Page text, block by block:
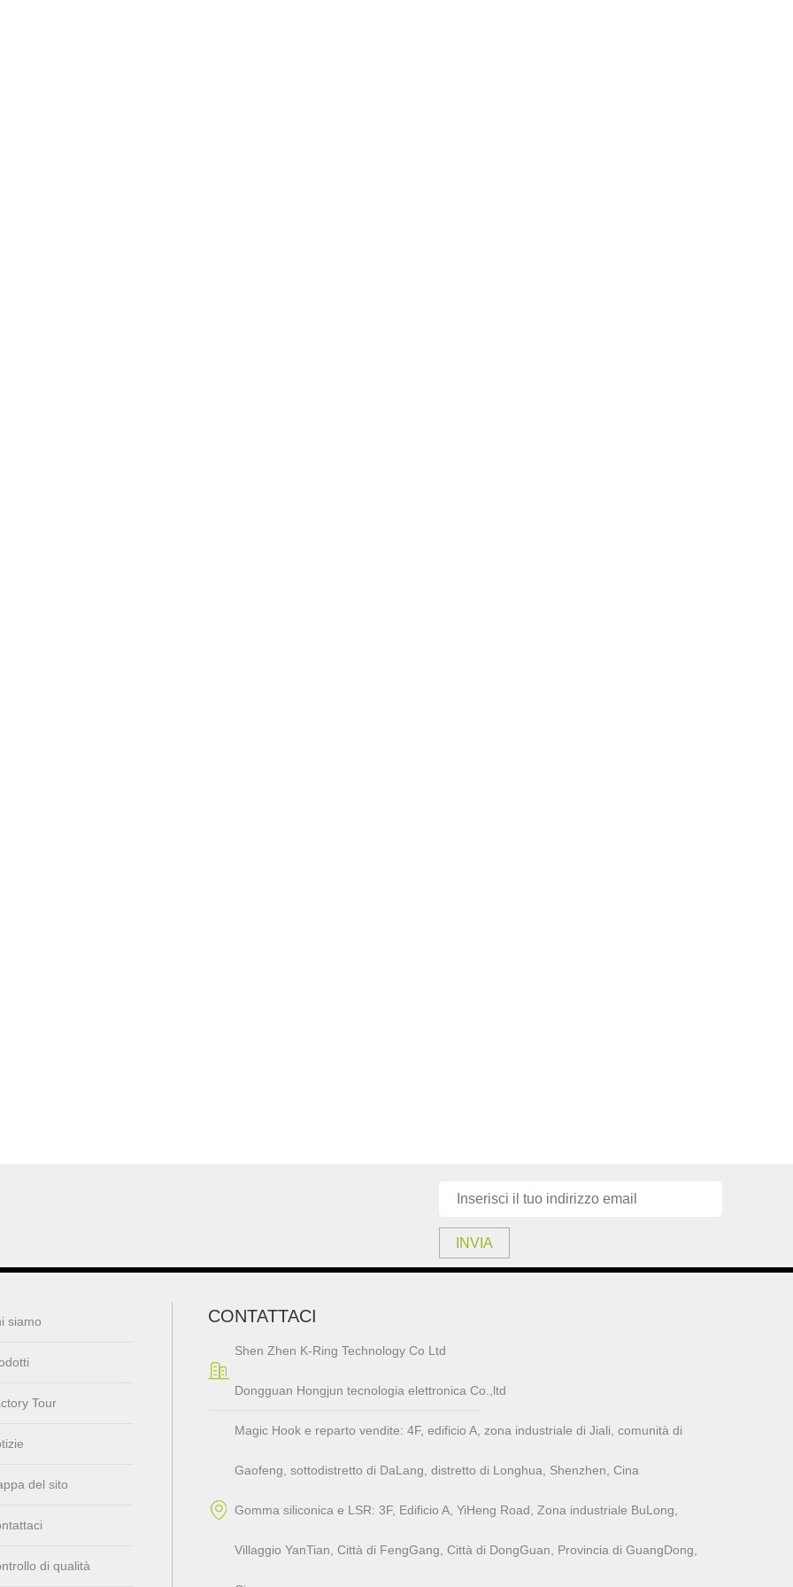
INVIA
siamo
Tour
del sito
di qualità
CONTATTACI
Shen Zhen K-Ring Technology Co Ltd
Dongguan Hongjun tecnologia elettronica Co.,ltd
Magic Hook e reparto vendite: 4F, ​​edificio A, zona industriale di Jiali, comunità di
Gaofeng, sottodistretto di DaLang, distretto di Longhua, Shenzhen, Cina
Gomma siliconica e LSR: 3F, Edificio A, YiHeng Road, Zona industriale BuLong,
Villaggio YanTian, ​​Città di FengGang, Città di DongGuan, Provincia di GuangDong,